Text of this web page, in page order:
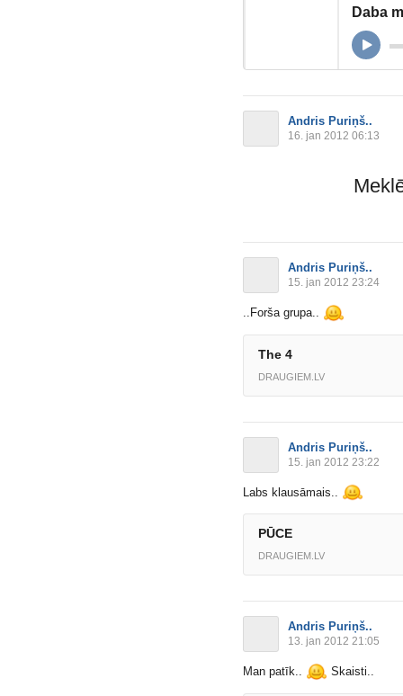
Daba
Andris Puriņš..
16. jan 2012 06:13
Andris Puriņš..
15. jan 2012 23:24
..Forša grupa..
The 4
DRAUGIEM.LV
Andris Puriņš..
15. jan 2012 23:22
Labs klausāmais..
PŪCE
DRAUGIEM.LV
Andris Puriņš..
13. jan 2012 21:05
Man patīk.. Skaisti..